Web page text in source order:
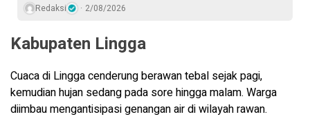
Redaksi 2/08/2026
Kabupaten Lingga
Cuaca di Lingga cenderung berawan tebal sejak pagi,
kemudian hujan sedang pada sore hingga malam. Warga
diimbau mengantisipasi genangan air di wilayah rawan.